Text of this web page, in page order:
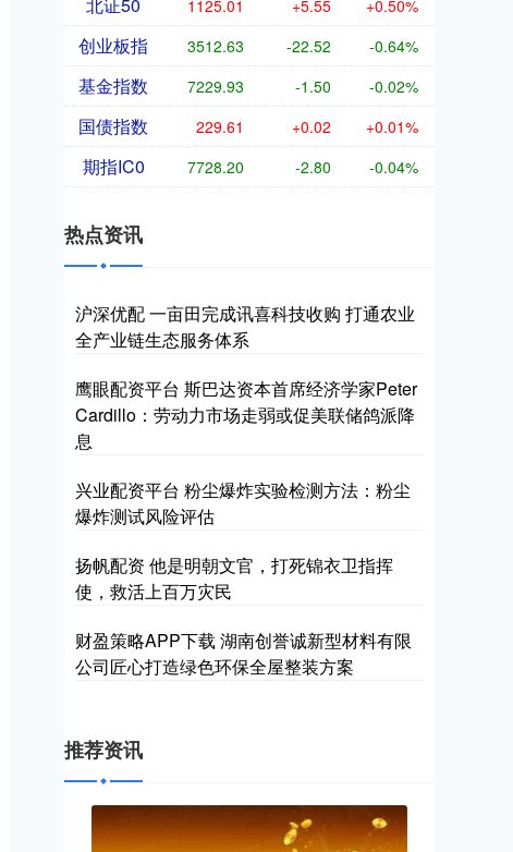
1125.01 +5.55 +0.50%
创业板指 3512.63 -22.52 -0.64%
基金指数 7229.93 -1.50 -0.02%
国债指数 229.61 +0.02 +0.01%
期指IC0 7728.20 -2.80 -0.04%
热点资讯
沪深优配 一亩田完成讯喜科技收购 打通农业
全产业链生态服务体系
鹰眼配资平台 斯巴达资本首席经济学家Peter
Cardillo：劳动力市场走弱或促美联储鸽派降
息
兴业配资平台 粉尘爆炸实验检测方法：粉尘
爆炸测试风险评估
扬帆配资 他是明朝文官，打死锦衣卫指挥
使，救活上百万灾民
财盈策略APP下载 湖南创誉诚新型材料有限
公司匠心打造绿色环保全屋整装方案
推荐资讯